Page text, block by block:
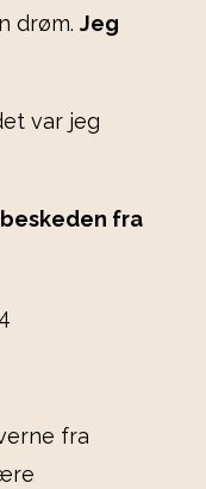
drøm. Jeg
var jeg
fra
fra